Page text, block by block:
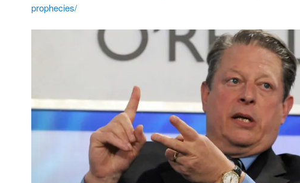
prophecies/